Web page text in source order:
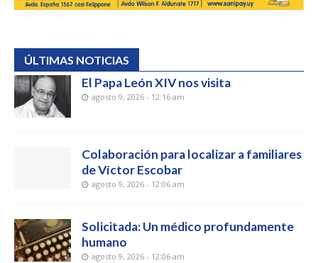
ÚLTIMAS NOTICIAS
El Papa León XIV nos visita
agosto 9, 2026 - 12:16 am
Colaboración para localizar a familiares
de Víctor Escobar
agosto 9, 2026 - 12:06 am
Solicitada: Un médico profundamente
humano
agosto 9, 2026 - 12:06 am